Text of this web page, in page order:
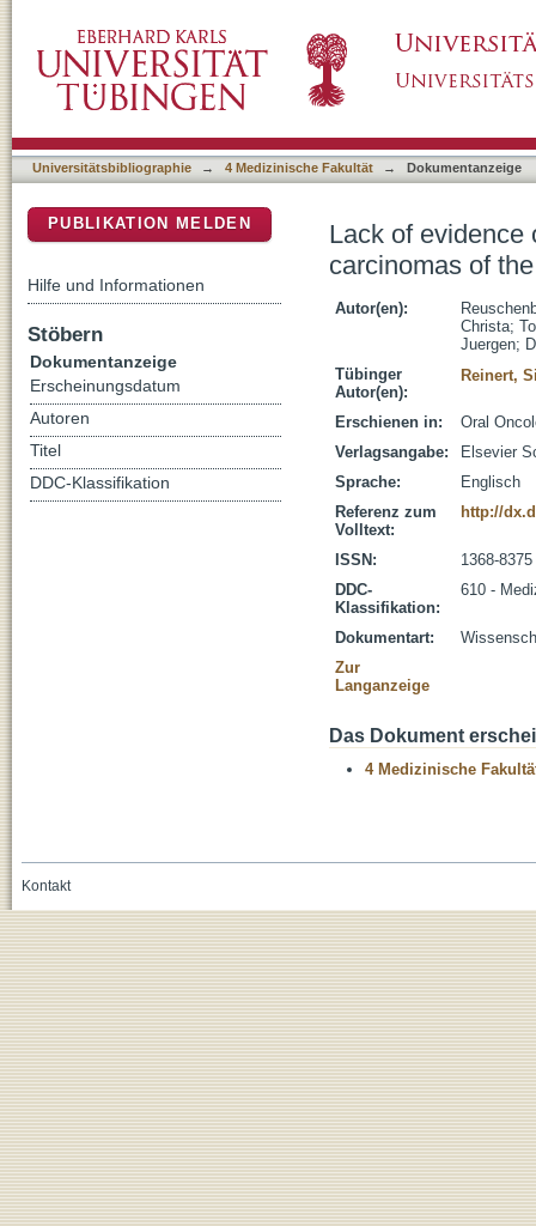
southern Germany
Universitätsbibliographie → 4 Medizinische Fakultät → Dokumentanzeige
Lack of evidence
carcinomas of
Autor(en):
Christa;
Juergen;
Tübinger
Autor(en):
Reinert,
Erschienen in:
Oral
Verlagsangabe:
Elsevier
Sprache:
Englisch
Referenz zum
Volltext:
http://
ISSN:
1368-8375
DDC-
Klassifikation:
610 -
Dokumentart:
Zur
Langanzeige
Das Dokument
4 Medizinische
PUBLIKATION MELDEN
Hilfe und Informationen
Stöbern
Dokumentanzeige
Erscheinungsdatum
Autoren
Titel
DDC-Klassifikation
Kontakt